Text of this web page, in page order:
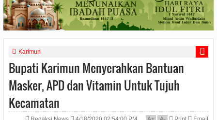
Karimun
Bupati Karimun Menyerahkan Bantuan
Masker, APD dan Vitamin Untuk Tujuh
Kecamatan